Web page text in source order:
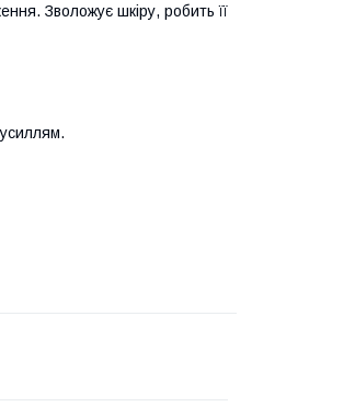
Зволожує шкіру, робить її